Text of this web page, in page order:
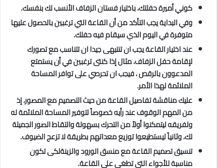
كوني أميرة حفلتك، باختيار فستان الزفاف الأنسب لك بنفسك.
وفي البداية يجب التأكد من أن القاعة التي ترغبين بالحصول عليها
متوفرة في اليوم الذي سيقام فيه حفلك.
عند اختيار القاعة يجب ان تنتبهى جيدا ان تتناسب مع تصورك
لإقامة حفل الزفاف، مثال إذا كنتى ترغبين في أن يستمتع
المدعوون بالرقص ، فيجب ان تحرصي على توافر المساحة
الملائمة لهذا الأمر.
عليك مناقشة تفاصيل القاعة من حيث التصميم مع المصور، إذ
من المهم الوقوف عند رأيه خصوصاً لتوفير المساحة الملائمة له
ولفريقه ليتمكنوا أولاً من التحرك بسهولة والتقاط الصور الجميلة
لك، وثانياً ليستطيعوا توزيع معداتهم بطريقة لا تزعج الضيوف.
تنسيق تصميم القاعة مع منسق الورود والزينةلكى تكون
مناسبة للأجواء التي تطغى على القاعة.